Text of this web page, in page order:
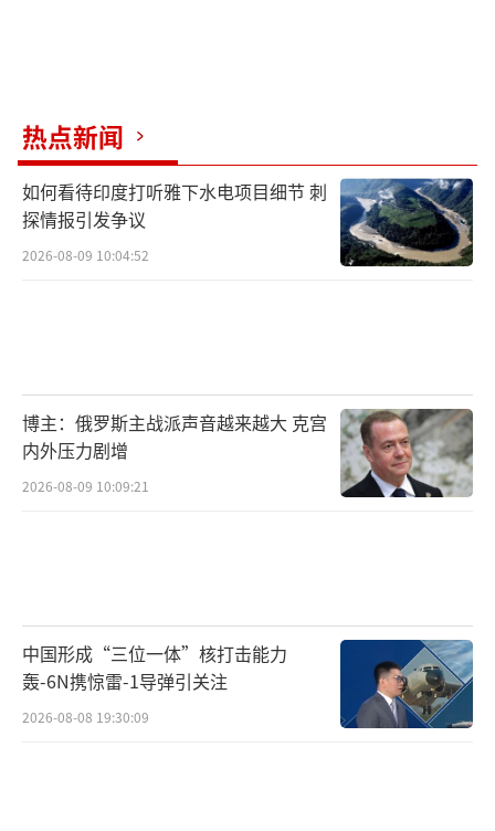
热点新闻
如何看待印度打听雅下水电项目细节 刺
探情报引发争议
2026-08-09 10:04:52
博主：俄罗斯主战派声音越来越大 克宫
内外压力剧增
2026-08-09 10:09:21
中国形成“三位一体”核打击能力
轰-6N携惊雷-1导弹引关注
2026-08-08 19:30:09